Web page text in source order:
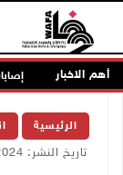
أهم الاخبار
الرئيسية
تاريخ النشر: 08/09/2024 06:16 م